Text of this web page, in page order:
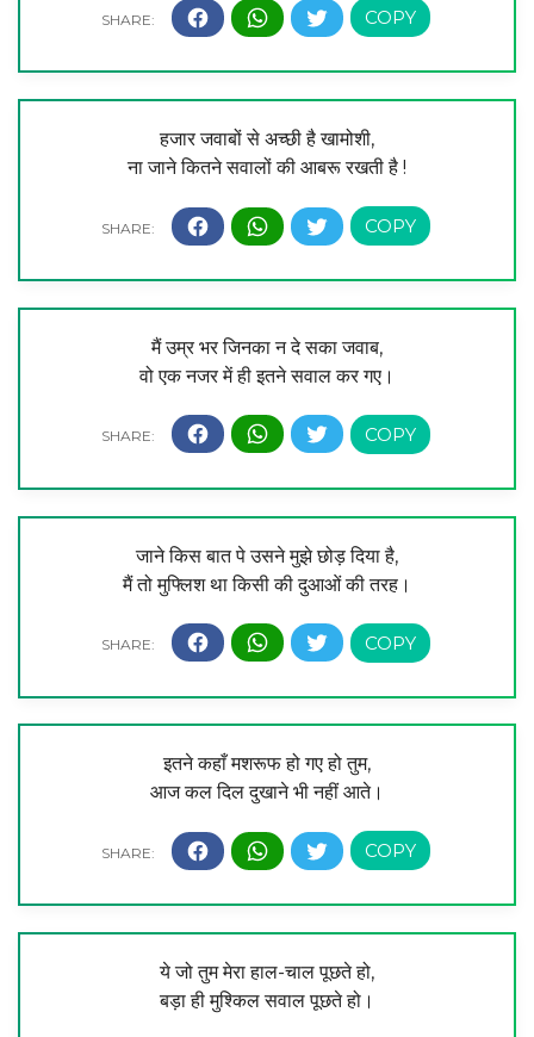
हजार जवाबों से अच्छी है खामोशी,
ना जाने कितने सवालों की आबरू रखती है !
मैं उम्र भर जिनका न दे सका जवाब,
वो एक नजर में ही इतने सवाल कर गए।
जाने किस बात पे उसने मुझे छोड़ दिया है,
मैं तो मुफ्लिश था किसी की दुआओं की तरह।
इतने कहाँ मशरूफ हो गए हो तुम,
आज कल दिल दुखाने भी नहीं आते।
ये जो तुम मेरा हाल-चाल पूछते हो,
बड़ा ही मुश्किल सवाल पूछते हो।